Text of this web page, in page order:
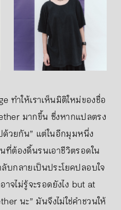
ทำให้เราเห็นมิติใหม่ของชื่อ
มากขึ้น ซึ่งหากแปลตรง
ด้วยกัน” แต่ในอีกมุมหนึ่ง
ที่ต้องดิ้นรนเอาชีวิตรอดใน
บกลายเป็นประโยคปลอบใจ
าจไม่รู้จะรอดยังไง but at
นะ” มันจึงไม่ใช่คำชวนให้